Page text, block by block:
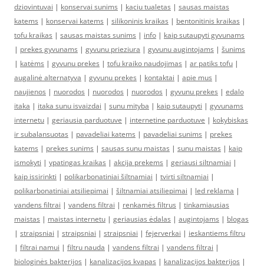
dziovintuvai | konservai sunims | kaciu tualetas | sausas maistas
katems | konservai katems | silikoninis kraikas | bentonitinis kraikas |
tofu kraikas | sausas maistas sunims | info | kaip sutaupyti gyvunams
| prekes gyvunams | gyvunu prieziura | gyvunu augintojams | šunims
| katėms | gyvunu prekes | tofu kraiko naudojimas | ar patiks tofu |
augalinė alternatyva | gyvunu prekes | kontaktai | apie mus |
naujienos | nuorodos | nuorodos | nuorodos | gyvunu prekes | edalo
itaka | itaka sunu isvaizdai | sunu mityba | kaip sutaupyti | gyvunams
internetu | geriausia parduotuve | internetine parduotuve | kokybiskas
ir subalansuotas | pavadeliai katems | pavadeliai sunims | prekes
katems | prekes sunims | sausas sunu maistas | sunu maistas | kaip
ismokyti | ypatingas kraikas | akcija prekems | geriausi siltnamiai |
kaip issirinkti | polikarbonatiniai šiltnamiai | tvirti siltnamiai |
polikarbonatiniai atsiliepimai | šiltnamiai atsiliepimai | led reklama |
vandens filtrai | vandens filtrai | renkamės filtrus | tinkamiausias
maistas | maistas internetu | geriausias ėdalas | augintojams | blogas
| straipsniai | straipsniai | straipsniai | fejerverkai | ieskantiems filtru
| filtrai namui | filtru nauda | vandens filtrai | vandens filtrai |
biologinės bakterijos | kanalizacijos kvapas | kanalizacijos bakterijos |